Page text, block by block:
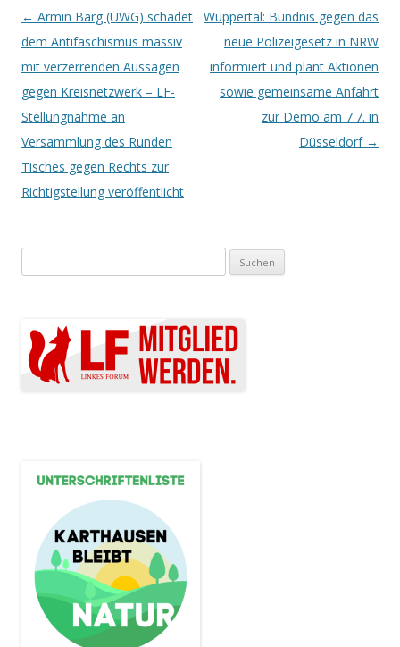
Artikel-Navigation
← Armin Barg (UWG) schadet
dem Antifaschismus massiv
mit verzerrenden Aussagen
gegen Kreisnetzwerk – LF-
Stellungnahme an
Versammlung des Runden
Tisches gegen Rechts zur
Richtigstellung veröffentlicht
Wuppertal: Bündnis gegen das
neue Polizeigesetz in NRW
informiert und plant Aktionen
sowie gemeinsame Anfahrt
zur Demo am 7.7. in
Düsseldorf →